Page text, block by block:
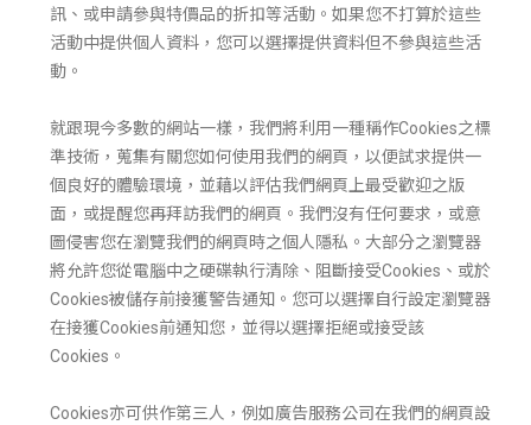
訊、或申請參與特價品的折扣等活動。如果您不打算於這些
活動中提供個人資料，您可以選擇提供資料但不參與這些活
動。
就跟現今多數的網站一樣，我們將利用一種稱作Cookies之標
準技術，蒐集有關您如何使用我們的網頁，以便試求提供一
個良好的體驗環境，並藉以評估我們網頁上最受歡迎之版
面，或提醒您再拜訪我們的網頁。我們沒有任何要求，或意
圖侵害您在瀏覽我們的網頁時之個人隱私。大部分之瀏覽器
將允許您從電腦中之硬碟執行清除、阻斷接受Cookies、或於
Cookies被儲存前接獲警告通知。您可以選擇自行設定瀏覽器
在接獲Cookies前通知您，並得以選擇拒絕或接受該
Cookies。
Cookies亦可供作第三人，例如廣告服務公司在我們的網頁設